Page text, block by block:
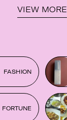
VIEW MORE
FASHION
FORTUNE